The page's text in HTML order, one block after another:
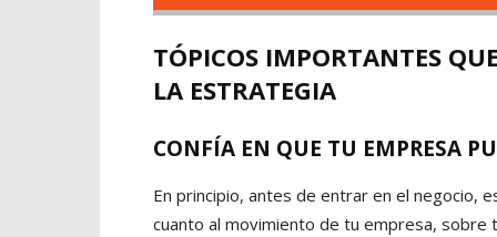
TÓPICOS IMPORTANTES
LA ESTRATEGIA
CONFÍA EN QUE TU EMPRESA
En principio, antes de entrar en el negocio,
cuanto al movimiento de tu empresa, sobre